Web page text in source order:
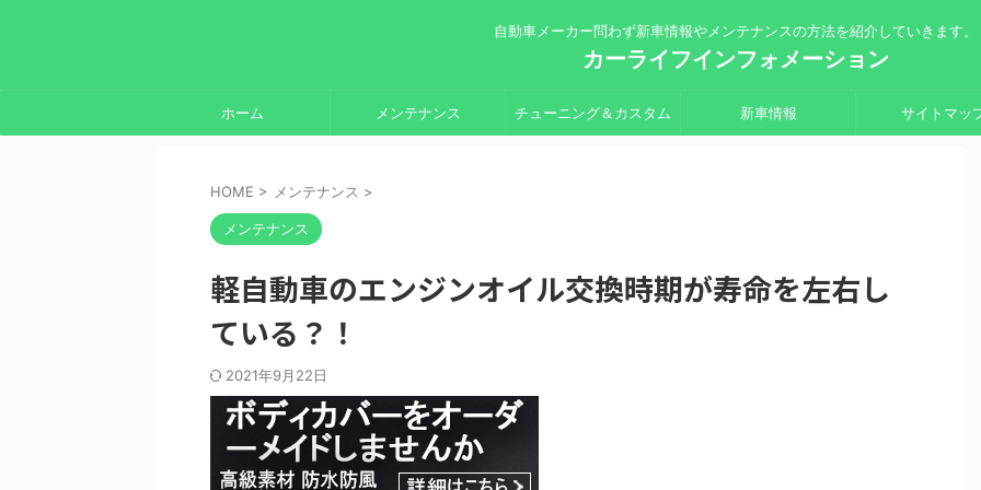
自動車メーカー問わず新車情報やメンテナンスの方法を紹介していきます。
カーライフインフォメーション
ホーム メンテナンス チューニング＆カスタム 新車情報 サイトマッ
HOME > メンテナンス >
メンテナンス
軽自動車のエンジンオイル交換時期が寿命を左右し
ている？！
2021年9月22日